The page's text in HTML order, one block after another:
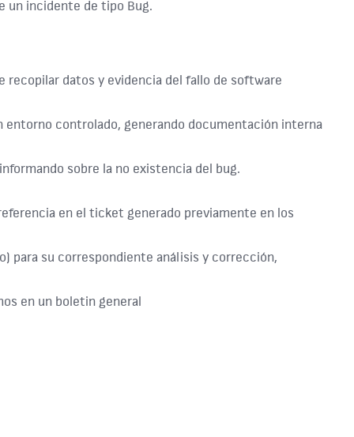
un incidente de tipo Bug.
recopilar datos y evidencia del fallo de software
controlado, generando documentación interna
sobre la no existencia del bug.
en el ticket generado previamente en los
para su correspondiente análisis y corrección,
en un boletin general